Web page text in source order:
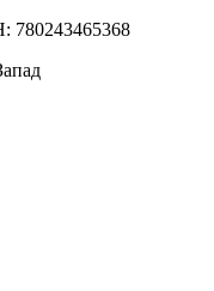
780243465368